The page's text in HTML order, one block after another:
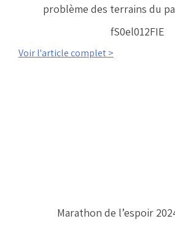
problème des terrains du
fS0el012FIE
Voir l'article complet >
Marathon de l’espoir